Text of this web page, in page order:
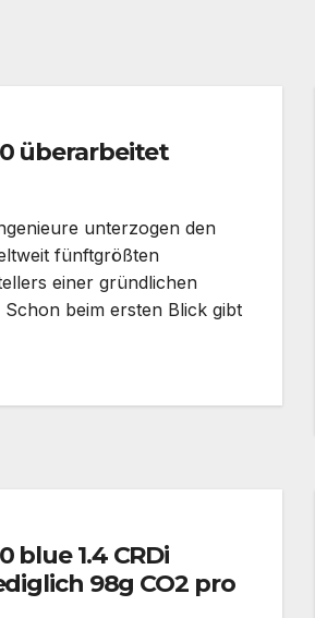
überarbeitet
unterzogen den
fünftgrößten
einer gründlichen
beim ersten Blick gibt
blue 1.4 CRDi
98g CO2 pro